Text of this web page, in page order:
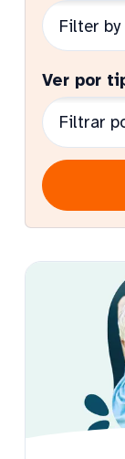
Ver por